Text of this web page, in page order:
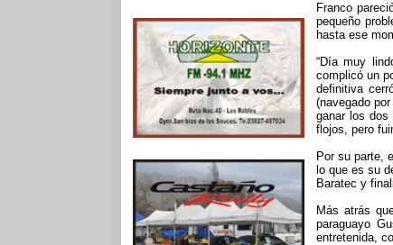
Franco
pequeño
hasta ese
“Día muy
complicó un
definitiva
(navegado
ganar los dos
flojos, pero
Por su parte,
lo que es su
Baratec y
Más atrás
paraguayo
entretenida,